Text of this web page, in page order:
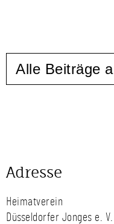
Alle Beiträge
Adresse
Heimatverein
Düsseldorfer Jonges e. V.